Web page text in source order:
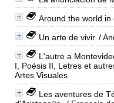
Around the world in
Un arte de vivir /
L'autre a
I, Poésis II, Letres et
Artes Visuales
Les aventures de